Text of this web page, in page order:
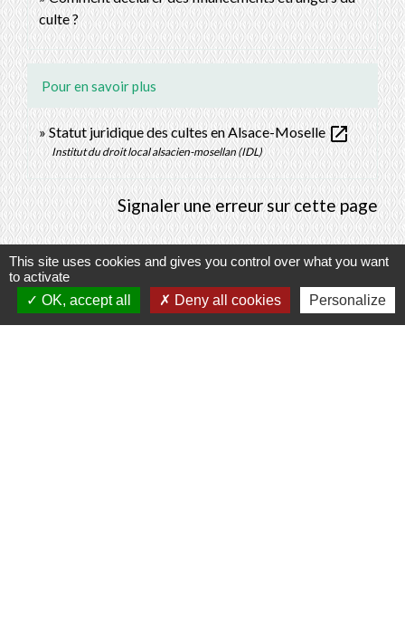
culte ?
Pour en savoir plus
Statut juridique des cultes en Alsace-Moselleopen_in_new
Institut du droit local alsacien-mosellan (IDL)
Signaler une erreur sur cette page
Contacts
This site uses cookies and gives you control over what you want
to activate
OK, accept all
Deny all cookies Personalize